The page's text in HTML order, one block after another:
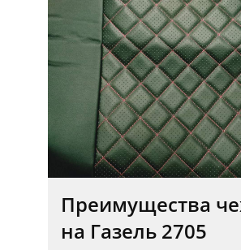
Преимущества
на Газель 2705